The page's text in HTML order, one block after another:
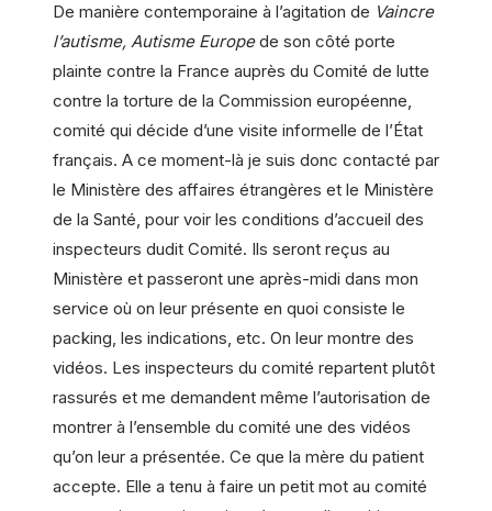
De manière contemporaine à l’agitation de Vaincre
l’autisme, Autisme Europede son côté porte
plainte contre la France auprès du Comité de lutte
contre la torture de la Commission européenne,
comité qui décide d’une visite informelle de l’État
français. A ce moment-là je suis donc contacté par
le Ministère des affaires étrangères et le Ministère
de la Santé, pour voir les conditions d’accueil des
inspecteurs dudit Comité. Ils seront reçus au
Ministère et passeront une après-midi dans mon
service où on leur présente en quoi consiste le
packing, les indications, etc. On leur montre des
vidéos. Les inspecteurs du comité repartent plutôt
rassurés et me demandent même l’autorisation de
montrer à l’ensemble du comité une des vidéos
qu’on leur a présentée. Ce que la mère du patient
accepte. Elle a tenu à faire un petit mot au comité